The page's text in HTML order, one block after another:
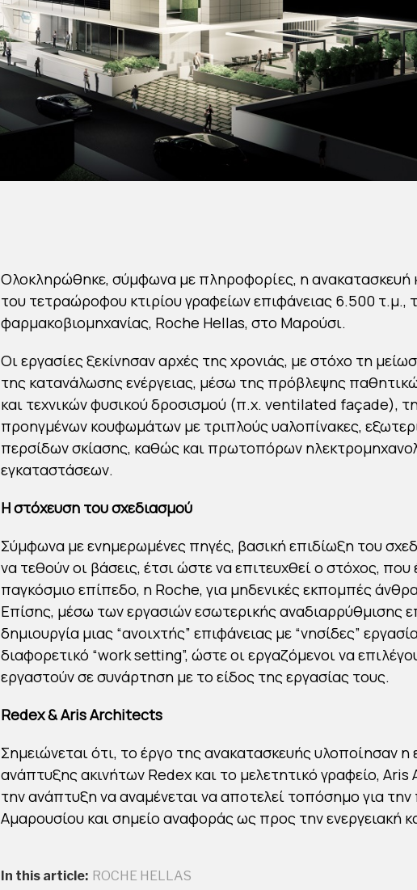
Ολοκληρώθηκε, σύμφωνα με πληροφορίες, η ανακατασκευή
του τετραώροφου κτιρίου γραφείων επιφάνειας 6.500 τ.μ.,
φαρμακοβιομηχανίας, Roche Hellas, στο Μαρούσι.
Οι εργασίες ξεκίνησαν αρχές της χρονιάς, με στόχο τη
της κατανάλωσης ενέργειας, μέσω της πρόβλεψης
και τεχνικών φυσικού δροσισμού (π.χ. ventilated façade),
προηγμένων κουφωμάτων με τριπλούς υαλοπίνακες,
περσίδων σκίασης, καθώς και πρωτοπόρων
εγκαταστάσεων.
Η στόχευση του σχεδιασμού
Σύμφωνα με ενημερωμένες πηγές, βασική επιδίωξη του
να τεθούν οι βάσεις, έτσι ώστε να επιτευχθεί ο στόχος, που
παγκόσμιο επίπεδο, η Roche, για μηδενικές εκπομπές
Επίσης, μέσω των εργασιών εσωτερικής αναδιαρρύθμισης
δημιουργία μιας “ανοιχτής” επιφάνειας με “νησίδες”
διαφορετικό “work setting”, ώστε οι εργαζόμενοι να
εργαστούν σε συνάρτηση με το είδος της εργασίας τους.
Redex & Aris Architects
Σημειώνεται ότι, το έργο της ανακατασκευής υλοποίησαν η
ανάπτυξης ακινήτων Redex και το μελετητικό γραφείο,
την ανάπτυξη να αναμένεται να αποτελεί τοπόσημο για την
Αμαρουσίου και σημείο αναφοράς ως προς την ενεργειακή
In this article: ROCHE HELLAS